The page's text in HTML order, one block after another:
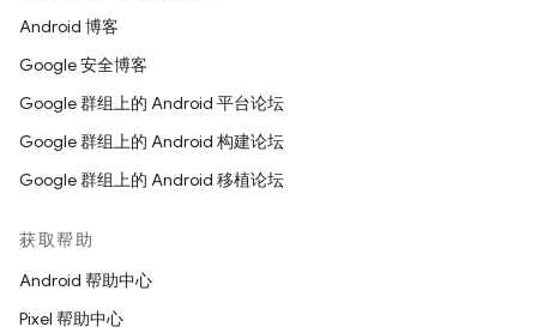
Android 博客
Google 安全博客
Google 群组上的 Android 平台论坛
Google 群组上的 Android 构建论坛
Google 群组上的 Android 移植论坛
获取帮助
Android 帮助中心
Pixel 帮助中心